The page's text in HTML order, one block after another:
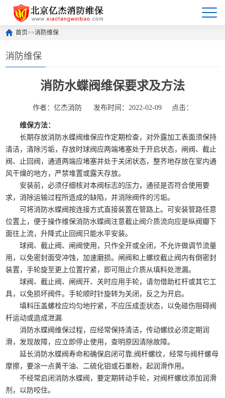
首页>>消防维保
消防维保
消防水蝶阀维保要求及方法
作者：亿杰消防 发布时间：2022-02-09 点击：
维保方法：
长期存放消防水蝶阀维保应作定期检查，对外露加工表面须保持
清洁，清除污垢，存放时球阀应两端堵塞处于开启状态，闸阀、截止
阀、止回阀，通道两端应堵塞并处于关闭状态，整齐地存放在室内通
风干燥的地方，严禁堆置或露天存放。
安装前，必须仔细核对本阀标志的压力，通径是否符合使用要
求，消除运输过程所造成的缺陷，并消除阀件的污垢。
可将消防水蝶阀按连接方式直接装置在管路上。可安装管路任意
位置上，便于操作维保消防水蝶阀注意截止阀介质流向应是纵阀瓣下
面往上流，升降式止回阀只能水平安装。
球阀、截止阀、闸阀使用，只作全开或全闭，不允许做调节流量
用，以免密封面受冲蚀，加速磨损。闸阀和上螺纹截止阀内有倒密封
装置，手轮旋至更上位置拧紧，即可阻止介质从填料处泄漏。
球阀、截止阀、闸阀开、关时应用手轮，请勿借助杠杆或其它工
具，以免损坏阀件。手轮顺时针旋转为关闭，反之为开启。
填料压盖螺栓应均匀地拧紧，不应压成歪状态，以免碰伤阻碍阀
杆运动或造成泄漏.
消防水蝶阀维保过程，应经常保持清洁，传动螺纹必须定期润
滑，发现故障，应立即停止使用，查明原因清除故障。
延长消防水蝶阀寿命和确保启闭可靠;阀杆螺纹，经常与阀杆螺母
摩擦，要涂一点黄干油、二硫化钼或石墨粉，起润滑作用。
不经常启闭消防水蝶阀，要定期转动手轮，对阀杆螺纹添加润滑
剂，以防咬住。